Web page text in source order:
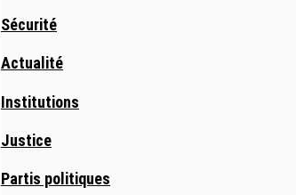
Sécurité
Actualité
Institutions
Justice
Partis politiques